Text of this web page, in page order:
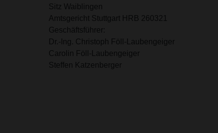
Sitz Waiblingen
Amtsgericht Stuttgart HRB 260321
Geschäftsführer:
Dr.-Ing. Christoph Föll-Laubengeiger
Carolin Föll-Laubengeiger
Steffen Katzenberger